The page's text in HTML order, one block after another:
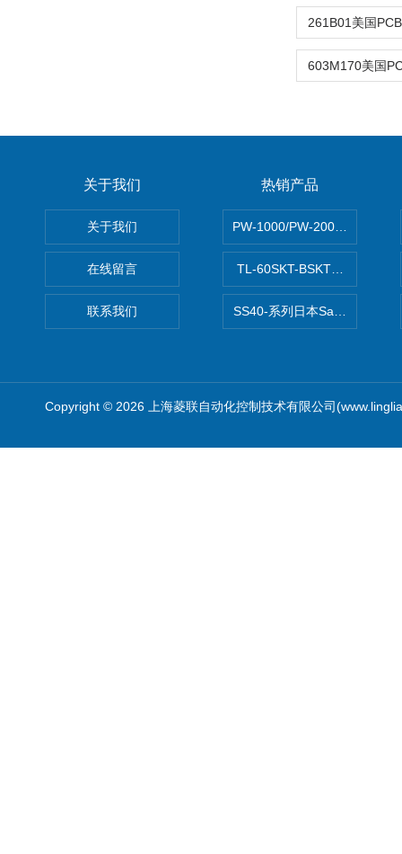
关于我们
关于我们
在线留言
联系我们
热销产品
PW-1000/PW-
TL-60SKT-BSKTC张力控制器
SS40-系列日本Sawamura泽
Copyright © 2026 上海菱联自动化控制技术有限公司